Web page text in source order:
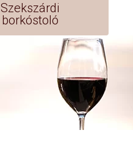
Szekszárdi
borkóstoló